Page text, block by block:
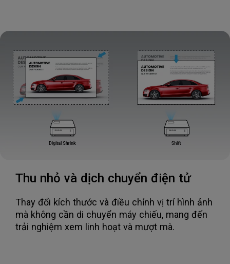
Thu nhỏ và dịch chuyển điện tử
Thay đổi kích thước và điều chỉnh vị trí hình ảnh
mà không cần di chuyển máy chiếu, mang đến
trải nghiệm xem linh hoạt và mượt mà.